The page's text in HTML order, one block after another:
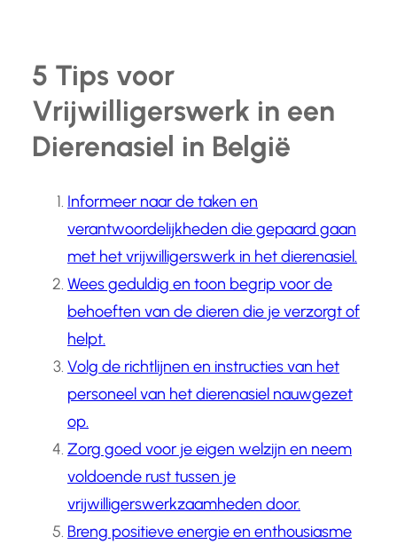
5 Tips voor
Vrijwilligerswerk in een
Dierenasiel in België
Informeer naar de taken en
verantwoordelijkheden die gepaard gaan
met het vrijwilligerswerk in het dierenasiel.
Wees geduldig en toon begrip voor de
behoeften van de dieren die je verzorgt of
helpt.
Volg de richtlijnen en instructies van het
personeel van het dierenasiel nauwgezet
op.
Zorg goed voor je eigen welzijn en neem
voldoende rust tussen je
vrijwilligerswerkzaamheden door.
Breng positieve energie en enthousiasme